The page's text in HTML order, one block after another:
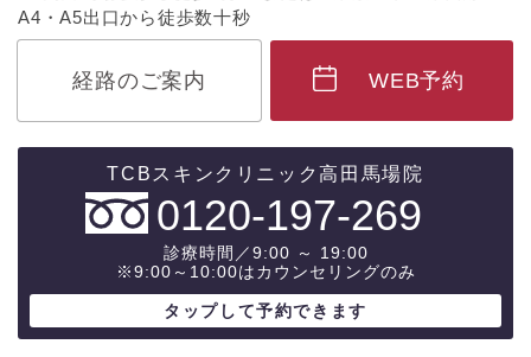
A4・A5出口から徒歩数十秒
経路のご案内 WEB予約
0120-197-269
診療時間／9:00 ～ 19:00
※9:00～10:00はカウンセリングのみ